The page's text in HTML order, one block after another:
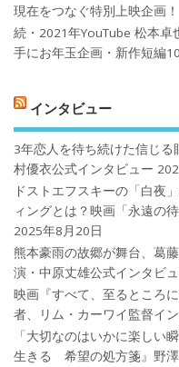
現在をつなぐ特別上映企画！
続・2021年YouTube 松本卓
手にお年玉企画・新作短編
インタビュー
3年恋人を待ち続けた信じ
村優衣公式インタビュー
ドストエフスキーの「白夜
ィングとは？映画「永遠の
2025年8月20日
熊本豪雨の故郷が舞台、葛
演・中原丈雄公式インタビ
映画『すべて、至るところ
者、リム・カーワイ監督イ
「大切なのはいかに楽しい
生きる 希望の処方箋』野